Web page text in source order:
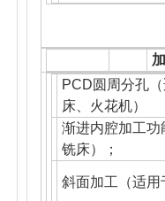
PCD圆周分孔
床、火花机）
渐进内腔加工功
铣床）；
斜面加工（适用